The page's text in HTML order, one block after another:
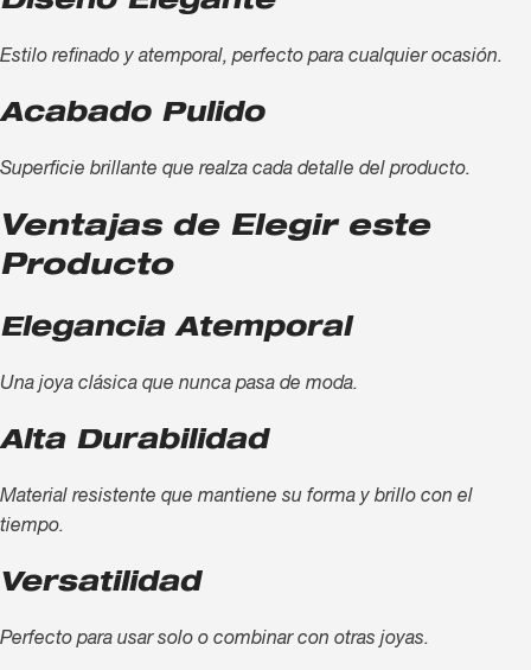
Estilo refinado y atemporal, perfecto para cualquier ocasión.
Acabado Pulido
Superficie brillante que realza cada detalle del producto.
Ventajas de Elegir este
Producto
Elegancia Atemporal
Una joya clásica que nunca pasa de moda.
Alta Durabilidad
Material resistente que mantiene su forma y brillo con el
tiempo.
Versatilidad
Perfecto para usar solo o combinar con otras joyas.